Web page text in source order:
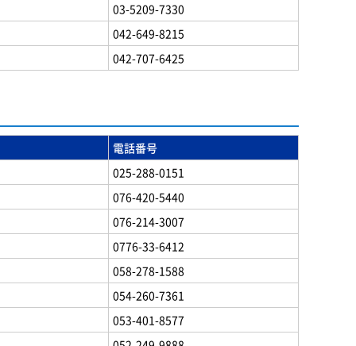
03-5209-7330
042-649-8215
042-707-6425
電話番号
025-288-0151
076-420-5440
076-214-3007
0776-33-6412
058-278-1588
054-260-7361
053-401-8577